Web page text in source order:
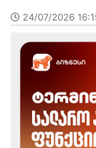
24/07/2026